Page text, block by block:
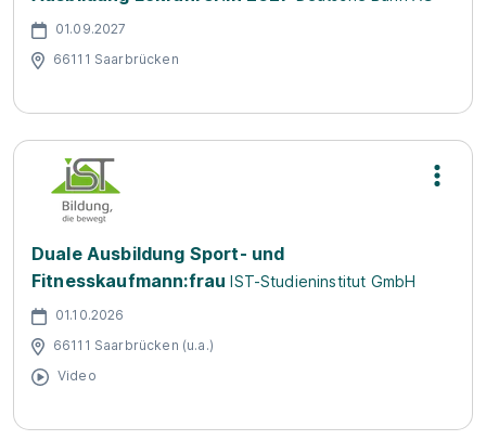
01.09.2027
66111 Saarbrücken
Duale Ausbildung Sport- und
Fitnesskaufmann:frau IST-Studieninstitut GmbH
01.10.2026
66111 Saarbrücken (u.a.)
Video